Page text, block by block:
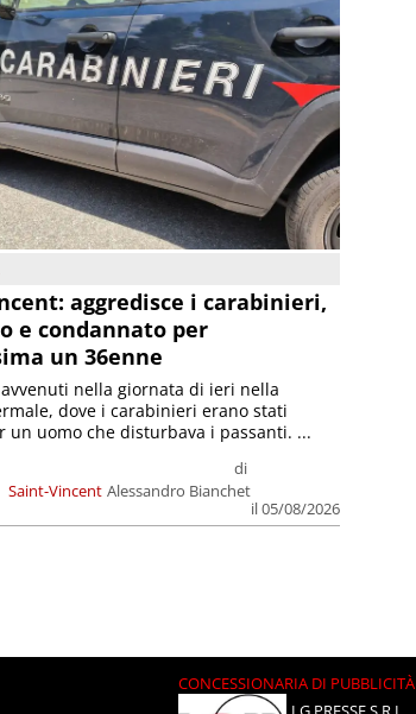
aggredisce i carabinieri,
e condannato per
un 36enne
Saint-Vincent
di
Alessandro Bianchet
il 05/08/2026
nella giornata di ieri nella
dove i carabinieri erano stati
un uomo che disturbava i passanti. ...
CONCESSIONARIA DI PUBBLICITÀ